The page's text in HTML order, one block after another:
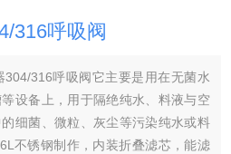
316呼吸阀
304/316呼吸阀它主要是用在无菌水
设备上，用于隔绝纯水、料液与空
细菌、微粒、灰尘等污染纯水或料
不锈钢制作，内装折叠滤芯，能滤